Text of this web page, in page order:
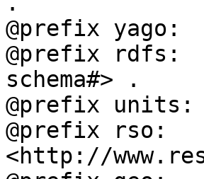
@prefix
@prefix rdfs:
schema#> .
@prefix
@prefix rso:
<http://